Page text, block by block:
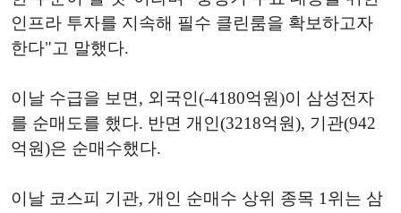
인프라 투자를 지속해 필수 클린룸을 확보하고자
한다"고 말했다.
이날 수급을 보면, 외국인(-4180억원)이 삼성전자
를 순매도를 했다. 반면 개인(3218억원), 기관(942
억원)은 순매수했다.
이날 코스피 기관, 개인 순매수 상위 종목 1위는 삼